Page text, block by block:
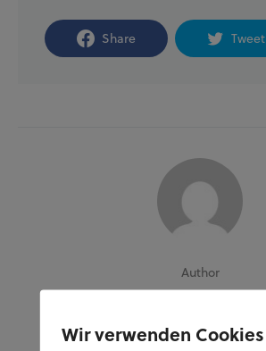
Share Tweet
Author
Wir verwenden Cookies